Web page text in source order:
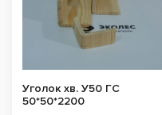
Уголок хв. У50 ГС
50*50*2200